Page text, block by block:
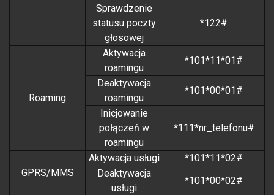
Sprawdzenie
statusu poczty
głosowej
*122#
Roaming
Aktywacja
roamingu
*101*11*01#
Deaktywacja
roamingu
*101*00*01#
Inicjowanie
połączeń w
roamingu
*111*nr_telefonu#
GPRS/MMS
Aktywacja usługi
*101*11*02#
Deaktywacja
usługi
*101*00*02#